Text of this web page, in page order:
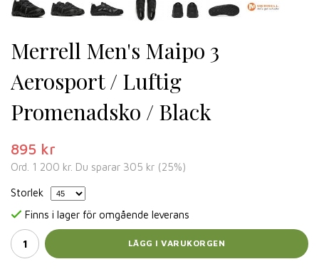
Merrell Men's Maipo 3
Aerosport / Luftig
Promenadsko / Black
895 kr
Ord. 1 200 kr. Du sparar 305 kr (25%)
Storlek
Finns i lager för omgående leverans
LÄGG I VARUKORGEN